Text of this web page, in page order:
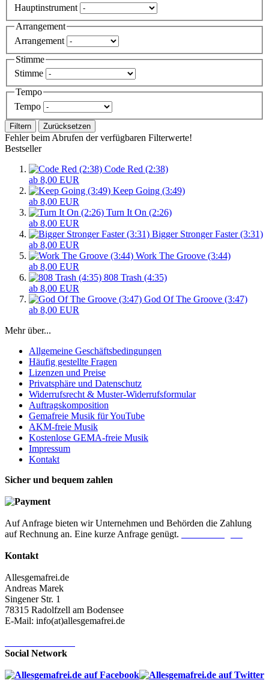
Hauptinstrument
Arrangement
Arrangement
Stimme
Stimme
Tempo
Tempo
Filtern Zurücksetzen
Fehler beim Abrufen der verfügbaren Filterwerte!
Bestseller
Code Red (2:38)
ab 8,00 EUR
Keep Going (3:49)
ab 8,00 EUR
Turn It On (2:26)
ab 8,00 EUR
Bigger Stronger Faster (3:31)
ab 8,00 EUR
Work The Groove (3:44)
ab 8,00 EUR
808 Trash (4:35)
ab 8,00 EUR
God Of The Groove (3:47)
ab 8,00 EUR
Mehr über...
Allgemeine Geschäftsbedingungen
Häufig gestellte Fragen
Lizenzen und Preise
Privatsphäre und Datenschutz
Widerrufsrecht & Muster-Widerrufsformular
Auftragskomposition
Gemafreie Musik für YouTube
AKM-freie Musik
Kostenlose GEMA-freie Musik
Impressum
Kontakt
Sicher und bequem zahlen
Auf Anfrage bieten wir Unternehmen und Behörden die Zahlung
auf Rechnung an. Eine kurze Anfrage genügt.
Kontakt
Allesgemafrei.de
Andreas Marek
Singener Str. 1
78315 Radolfzell am Bodensee
E-Mail: info(at)allesgemafrei.de
Social Network